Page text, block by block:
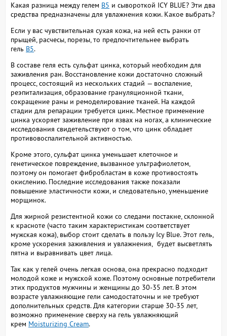
Какая разница между гелем B5 и сывороткой ICY BLUE? Эти два
средства предназначены для увлажнения кожи. Какое выбрать?
Если у вас чувствительная сухая кожа, на ней есть ранки от
прыщей, расчесы, порезы, то предпочтительнее выбрать
гель B5.
В составе геля есть сульфат цинка, который необходим для
заживления ран. Восстановление кожи достаточно сложный
процесс, состоящий из нескольких стадий — воспаление,
реэпитализация, образование грануляционной ткани,
сокращение раны и ремоделирование тканей. На каждой
стадии для репарации требуется цинк. Местное применение
цинка ускоряет заживление при язвах на ногах, а клинические
исследования свидетельствуют о том, что цинк обладает
противовоспалительной активностью.
Кроме этого, сульфат цинка уменьшает клеточное и
генетическое повреждение, вызванное ультрафиолетом,
поэтому он помогает фибробластам в коже противостоять
окислению. Последние исследования также показали
повышение эластичности кожи, и следовательно, уменьшение
морщинок.
Для жирной резистентной кожи со следами постакне, склонной
к красноте (часто таким характеристикам соответствует
мужская кожа), выбор стоит сделать в пользу Icy Blue. Этот гель,
кроме ускорения заживления и увлажнения, будет высветлять
пятна и выравнивать цвет лица.
Так как у гелей очень легкая основа, она прекрасно подходит
молодой коже и мужской коже. Поэтому основные потребители
этих продуктов мужчины и женщины до 30-35 лет. В этом
возрасте увлажняющие гели самодостаточны и не требуют
дополнительных средств. Для категории старше 30-35 лет,
возможно применение сверху на гель увлажняющий
крем Moisturizing Cream.